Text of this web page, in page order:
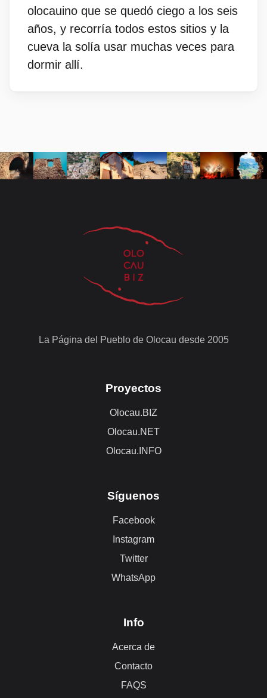
olocauino que se quedó ciego a los seis
años, y recorría todos estos sitios y la
cueva la solía usar muchas veces para
dormir allí.
La Página del Pueblo de Olocau desde 2005
Proyectos
Olocau.BIZ
Olocau.NET
Olocau.INFO
Síguenos
Facebook
Instagram
Twitter
WhatsApp
Info
Acerca de
Contacto
FAQS